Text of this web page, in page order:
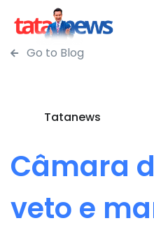
Go to Blog
Tatanews
Câmara
veto e